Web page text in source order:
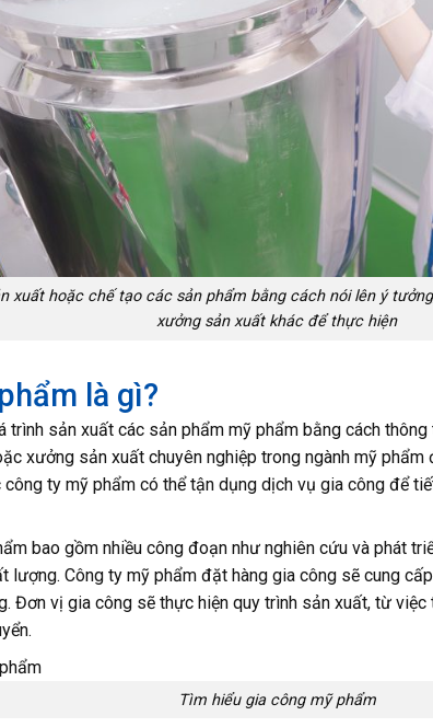
xuất hoặc chế tạo các sản phẩm bằng cách nói lên ý
xưởng sản xuất khác để thực hiện
là gì?
trình sản xuất các sản phẩm mỹ phẩm bằng cách
xưởng sản xuất chuyên nghiệp trong ngành mỹ
ty mỹ phẩm có thể tận dụng dịch vụ gia công để
bao gồm nhiều công đoạn như nghiên cứu và phát
lượng. Công ty mỹ phẩm đặt hàng gia công sẽ cung
Đơn vị gia công sẽ thực hiện quy trình sản xuất, từ việc
Tìm hiểu gia công mỹ phẩm